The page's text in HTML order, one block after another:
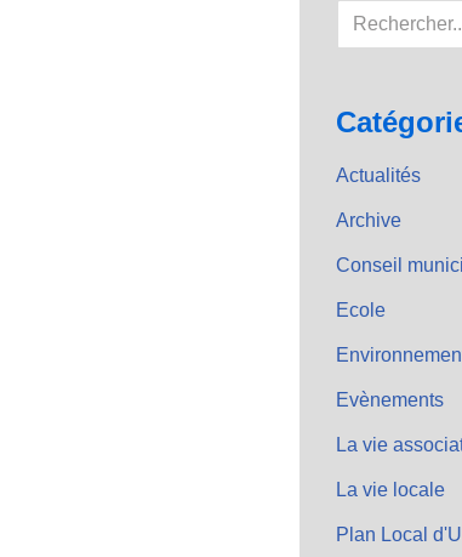
Actualités
Archive
Conseil
Ecole
Evènements
La vie
La vie locale
Plan Local